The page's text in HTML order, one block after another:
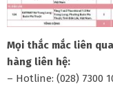
Mọi thắc mắc liên
hàng liên hệ:
– Hotline: (028) 7300